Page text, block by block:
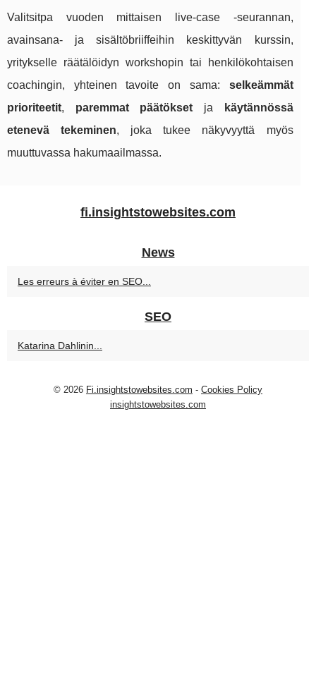
Valitsitpa vuoden mittaisen live-case -seurannan,
avainsana- ja sisältöbriiffeihin keskittyvän kurssin,
yritykselle räätälöidyn workshopin tai henkilökohtaisen
coachingin, yhteinen tavoite on sama: selkeämmät
prioriteetit, paremmat päätökset ja
käytännössä
etenevä tekeminen, joka tukee näkyvyyttä myös
muuttuvassa hakumaailmassa.
fi.insightstowebsites.com
News
Les erreurs à éviter en SEO...
SEO
Katarina Dahlinin...
© 2026 Fi.insightstowebsites.com - Cookies Policy
insightstowebsites.com